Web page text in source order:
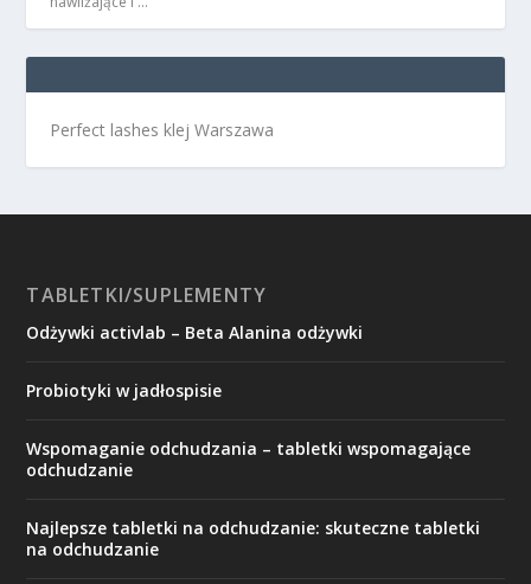
Perfect lashes klej Warszawa
TABLETKI/SUPLEMENTY
Odżywki activlab – Beta Alanina odżywki
Probiotyki w jadłospisie
Wspomaganie odchudzania – tabletki wspomagające
odchudzanie
Najlepsze tabletki na odchudzanie: skuteczne tabletki
na odchudzanie